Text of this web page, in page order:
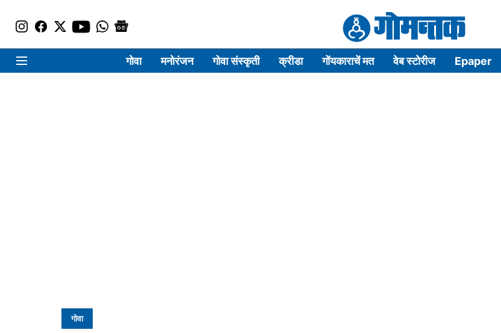
गोवा मनोरंजन गोवा संस्कृती क्रीडा गोंयकाराचें मत वेब स्टोरीज Epaper
गोवा